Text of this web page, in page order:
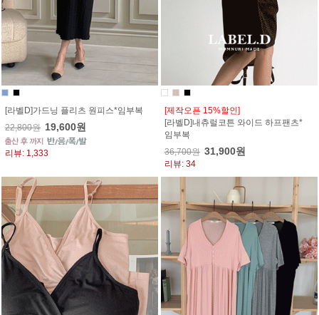
[라벨D]가드닝 플리츠 원피스*임부복
22,800원 19,600원
리뷰: 1,333
[제작오픈 15%할인]
[라벨D]내츄럴코튼 와이드 하프팬츠*
임부복
36,700원 31,900원
리뷰: 34